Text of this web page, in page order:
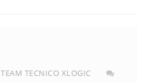
TEAM TECNICO XLOGIC